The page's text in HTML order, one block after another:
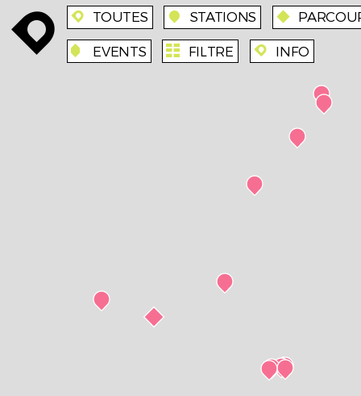
enroute enroute TOUTES station STATIONS route
event EVENTS agenda FILTRE enroute INFO